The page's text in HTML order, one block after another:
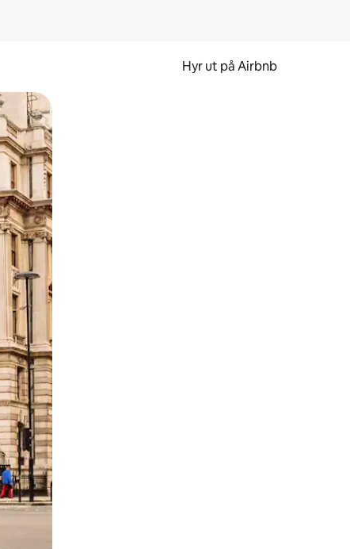
Hyr ut på Airbnb